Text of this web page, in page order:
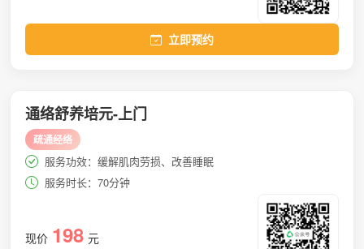
立即预约
通络舒养培元-上门
疏通经络
服务功效：缓解肌肉劳损、改善睡眠
服务时长：70分钟
现价 198 元